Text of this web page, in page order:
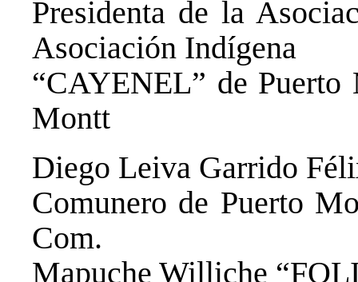
Presidenta de la
Asociación Indígena
“CAYENEL” de
Montt
Diego Leiva Garrido
Comunero de Puerto
Com.
Mapuche Williche